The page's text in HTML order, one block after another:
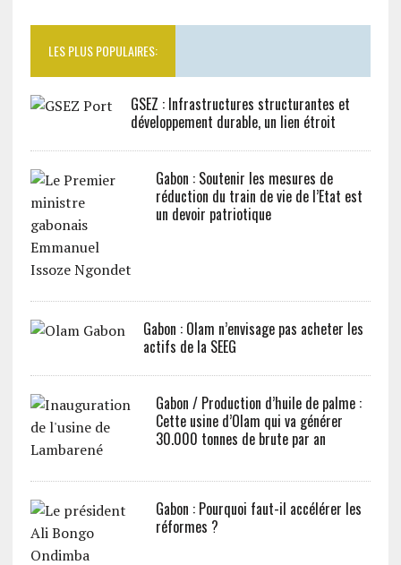
LES PLUS POPULAIRES:
GSEZ : Infrastructures structurantes et
développement durable, un lien étroit
Gabon : Soutenir les mesures de
réduction du train de vie de l’Etat est
un devoir patriotique
Gabon : Olam n’envisage pas acheter les
actifs de la SEEG
Gabon / Production d’huile de palme :
Cette usine d’Olam qui va générer
30.000 tonnes de brute par an
Gabon : Pourquoi faut-il accélérer les
réformes ?